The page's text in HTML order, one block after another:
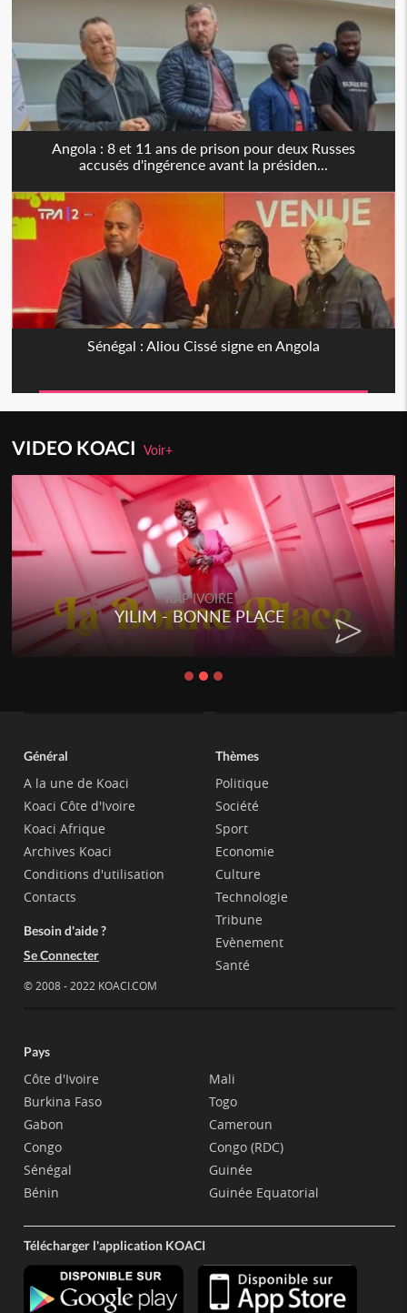
Angola : 8 et 11 ans de prison pour deux Russes
accusés d'ingérence avant la présiden...
Sénégal : Aliou Cissé signe en Angola
VIDEO KOACIVoir+
RAP IVOIRE
YILIM - BONNE PLACE
Général
A la une de Koaci
Koaci Côte d'Ivoire
Koaci Afrique
Archives Koaci
Conditions d'utilisation
Contacts
Besoin d'aide ?
Se Connecter
© 2008 - 2022 KOACI.COM
Thèmes
Politique
Société
Sport
Economie
Culture
Technologie
Tribune
Evènement
Santé
Pays
Côte d'Ivoire
Burkina Faso
Gabon
Congo
Sénégal
Bénin
Mali
Togo
Cameroun
Congo (RDC)
Guinée
Guinée Equatorial
Télécharger l'application KOACI